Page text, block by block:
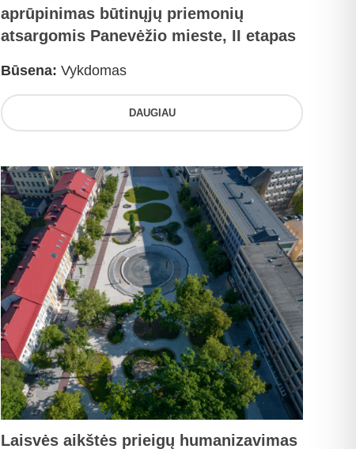
aprūpinimas būtinųjų priemonių
atsargomis Panevėžio mieste, II etapas
Būsena: Vykdomas
DAUGIAU
Laisvės aikštės prieigų humanizavimas